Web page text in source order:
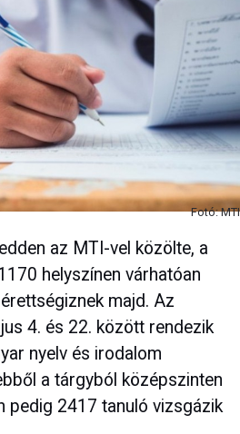
Fotó: MTI
az MTI-vel közölte, a
helyszínen várhatóan
majd. Az
4. és 22. között rendezik
nyelv és irodalom
a tárgyból középszinten
pedig 2417 tanuló vizsgázik